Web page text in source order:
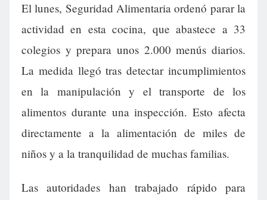
El lunes, Seguridad Alimentaria ordenó parar la
actividad en esta cocina, que abastece a 33
colegios y prepara unos 2.000 menús diarios.
La medida llegó tras detectar incumplimientos
en la manipulación y el transporte de los
alimentos durante una inspección. Esto afecta
directamente a la alimentación de miles de
niños y a la tranquilidad de muchas familias.
Las autoridades han trabajado rápido para